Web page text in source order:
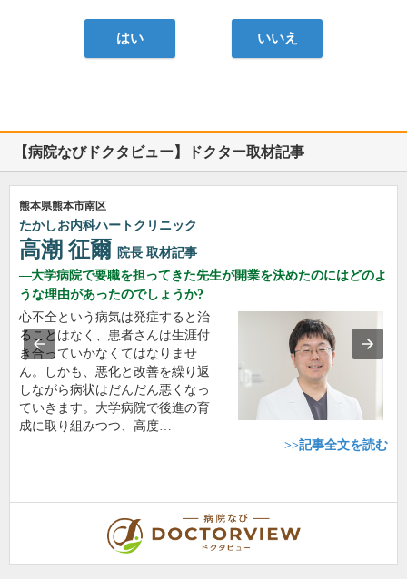
はい いいえ
【病院なびドクタビュー】ドクター取材記事
熊本県熊本市南区
たかしお内科ハートクリニック
高潮 征爾 院長 取材記事
大学病院で要職を担ってきた先生が開業を決めたのにはどのよ
うな理由があったのでしょうか?
心不全という病気は発症すると治
ることはなく、患者さんは生涯付
き合っていかなくてはなりませ
ん。しかも、悪化と改善を繰り返
しながら病状はだんだん悪くなっ
ていきます。大学病院で後進の育
成に取り組みつつ、高度…
>>記事全文を読む